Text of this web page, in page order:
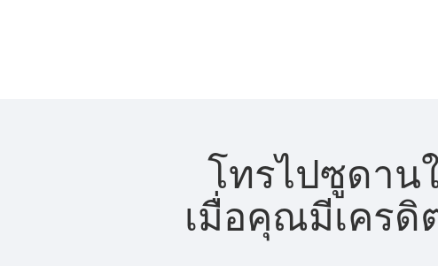
โทรไปซูดาน
เมื่อคุณมีเครดิ